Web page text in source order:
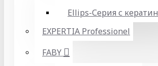
Ellips-Серия с кератин
EXPERTIA Professionel
FABY